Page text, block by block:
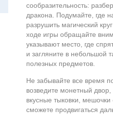
сообразительность:
дракона. Подумайте, где
разрушить магический
ходе игры обращайте
указывают место, где
и загляните в небольшой
полезных предметов.
Не забывайте все время
возведите монетный
вкусные тыковки,
сможете продвигаться